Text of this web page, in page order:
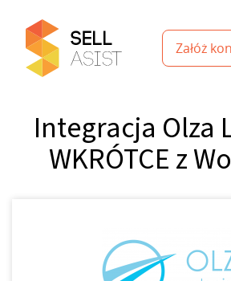
Załóż
Integracja Olza
WKRÓTCE z